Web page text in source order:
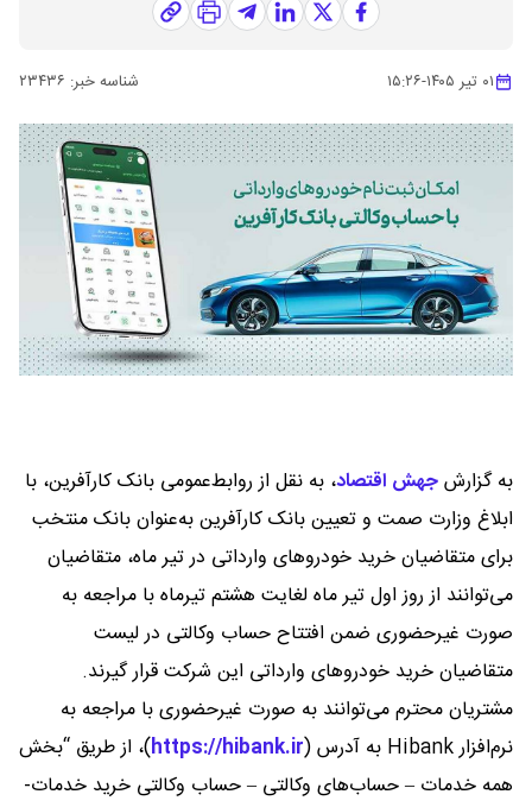
۰۱ تیر ۱۴۰۵ -۱۵:۲۶ شناسه خبر: ۲۳۴۳۶
به گزارشجهش اقتصاد، به نقل از روابط‌عمومی بانک کارآفرین، با
ابلاغ وزارت صمت و تعیین بانک کارآفرین به‌عنوان بانک منتخب
برای متقاضیان خرید خودروهای وارداتی در تیر ماه، متقاضیان
می‌توانند از روز اول تیر ماه لغایت هشتم تیرماه با مراجعه به
صورت غیرحضوری ضمن افتتاح حساب وکالتی در لیست
متقاضیان خرید خودروهای وارداتی این شرکت قرار گیرند.
مشتریان محترم می‌توانند به صورت غیرحضوری با مراجعه به
نرم‌افزار Hibank به آدرس (
https://hibank.ir)، از طریق “بخش
همه خدمات – حساب‌های وکالتی – حساب وکالتی خرید خدمات-